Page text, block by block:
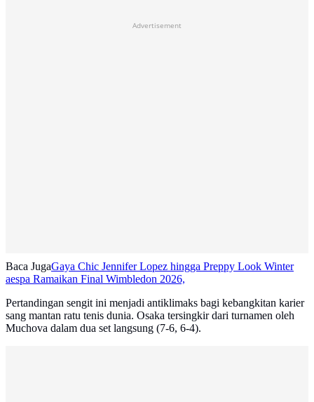
Advertisement
Baca JugaGaya Chic Jennifer Lopez hingga Preppy Look Winter
aespa Ramaikan Final Wimbledon 2026,
Pertandingan sengit ini menjadi antiklimaks bagi kebangkitan karier
sang mantan ratu tenis dunia. Osaka tersingkir dari turnamen oleh
Muchova dalam dua set langsung (7-6, 6-4).